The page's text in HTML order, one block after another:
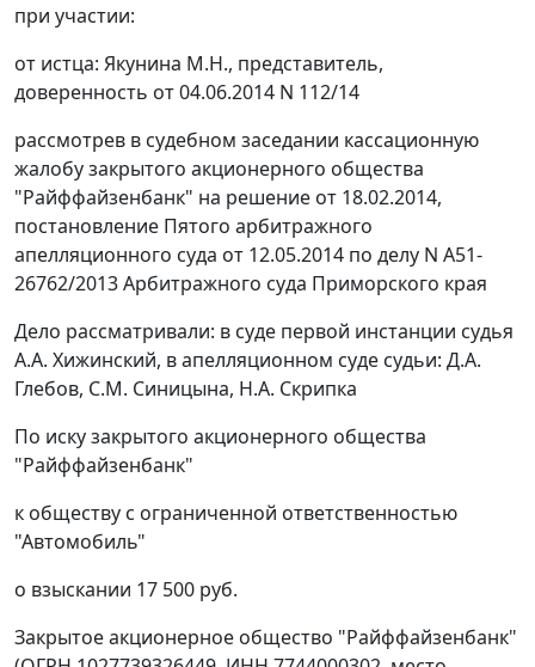
при участии:
от истца: Якунина М.Н., представитель,
доверенность от 04.06.2014 N 112/14
рассмотрев в судебном заседании кассационную
жалобу закрытого акционерного общества
"Райффайзенбанк" на решение от 18.02.2014,
постановление Пятого арбитражного
апелляционного суда от 12.05.2014 по делу N А51-
26762/2013 Арбитражного суда Приморского края
Дело рассматривали: в суде первой инстанции судья
А.А. Хижинский, в апелляционном суде судьи: Д.А.
Глебов, С.М. Синицына, Н.А. Скрипка
По иску закрытого акционерного общества
"Райффайзенбанк"
к обществу с ограниченной ответственностью
"Автомобиль"
о взыскании 17 500 руб.
Закрытое акционерное общество "Райффайзенбанк"